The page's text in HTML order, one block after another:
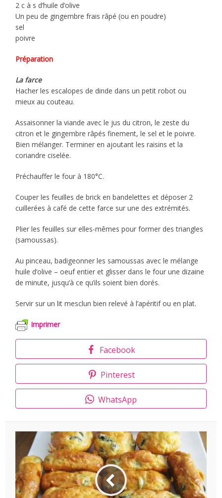
2 c à s d’huile d’olive
Un peu de gingembre frais râpé (ou en poudre)
sel
poivre
Préparation
La farce
Hacher les escalopes de dinde dans un petit robot ou
mieux au couteau.
Assaisonner la viande avec le jus du citron, le zeste du
citron et le gingembre râpés finement, le sel et le poivre.
Bien mélanger. Terminer en ajoutant les raisins et la
coriandre ciselée.
Préchauffer le four à 180°C.
Couper les feuilles de brick en bandelettes et déposer 2
cuillerées à café de cette farce sur une des extrémités.
Plier les feuilles sur elles-mêmes pour former des triangles
(samoussas).
Au pinceau, badigeonner les samoussas avec le mélange
huile d’olive – oeuf entier et glisser dans le four une dizaine
de minute, jusqu’à ce qu’ils soient bien dorés.
Servir sur un lit mesclun bien relevé à l’apéritif ou en plat.
Imprimer
Facebook
Pinterest
WhatsApp